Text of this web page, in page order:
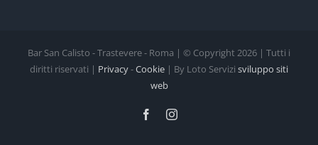
Bar San Calisto - Trastevere - Roma | © Copyright 2026 | Tutti i
diritti riservati | Privacy-Cookie | By Loto Servizi sviluppo siti
web
FacebookInstagram